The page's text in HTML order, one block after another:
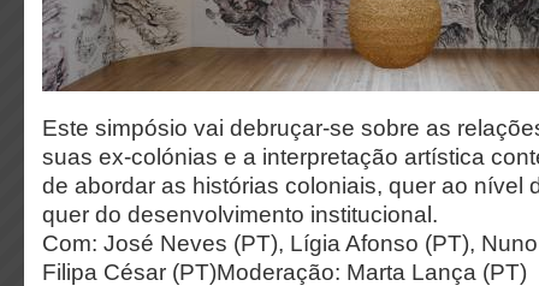
Este simpósio vai debruçar-se sobre as
suas ex-colónias e a interpretação artística
de abordar as histórias coloniais, quer ao nível
quer do desenvolvimento institucional.
Com: José Neves (PT), Lígia Afonso (PT),
Filipa César (PT)Moderação: Marta Lança (PT)